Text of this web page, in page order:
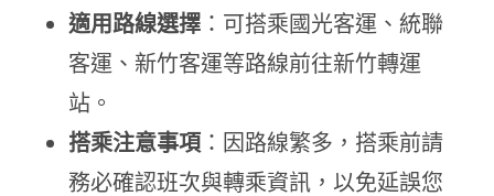
適用路線選擇 ：可搭乘國光客運、統聯
客運、新竹客運等路線前往新竹轉運
站。
搭乘注意事項 ：因路線繁多，搭乘前請
務必確認班次與轉乘資訊，以免延誤您